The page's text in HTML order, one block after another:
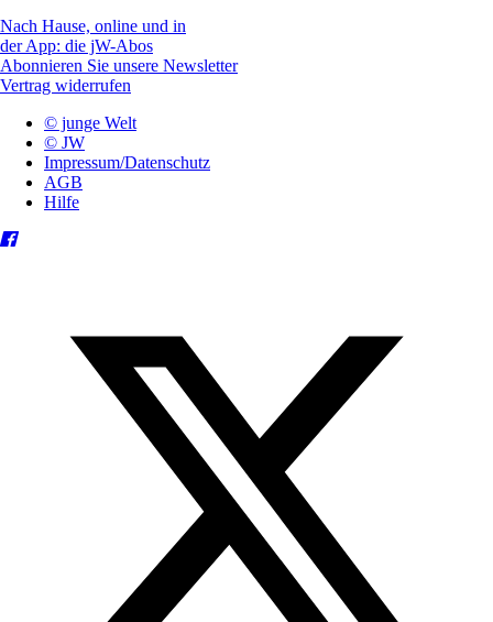
Nach Hause, online und in
der App: die jW-Abos
Abonnieren Sie unsere Newsletter
Vertrag widerrufen
© junge Welt
© JW
Impressum/Datenschutz
AGB
Hilfe